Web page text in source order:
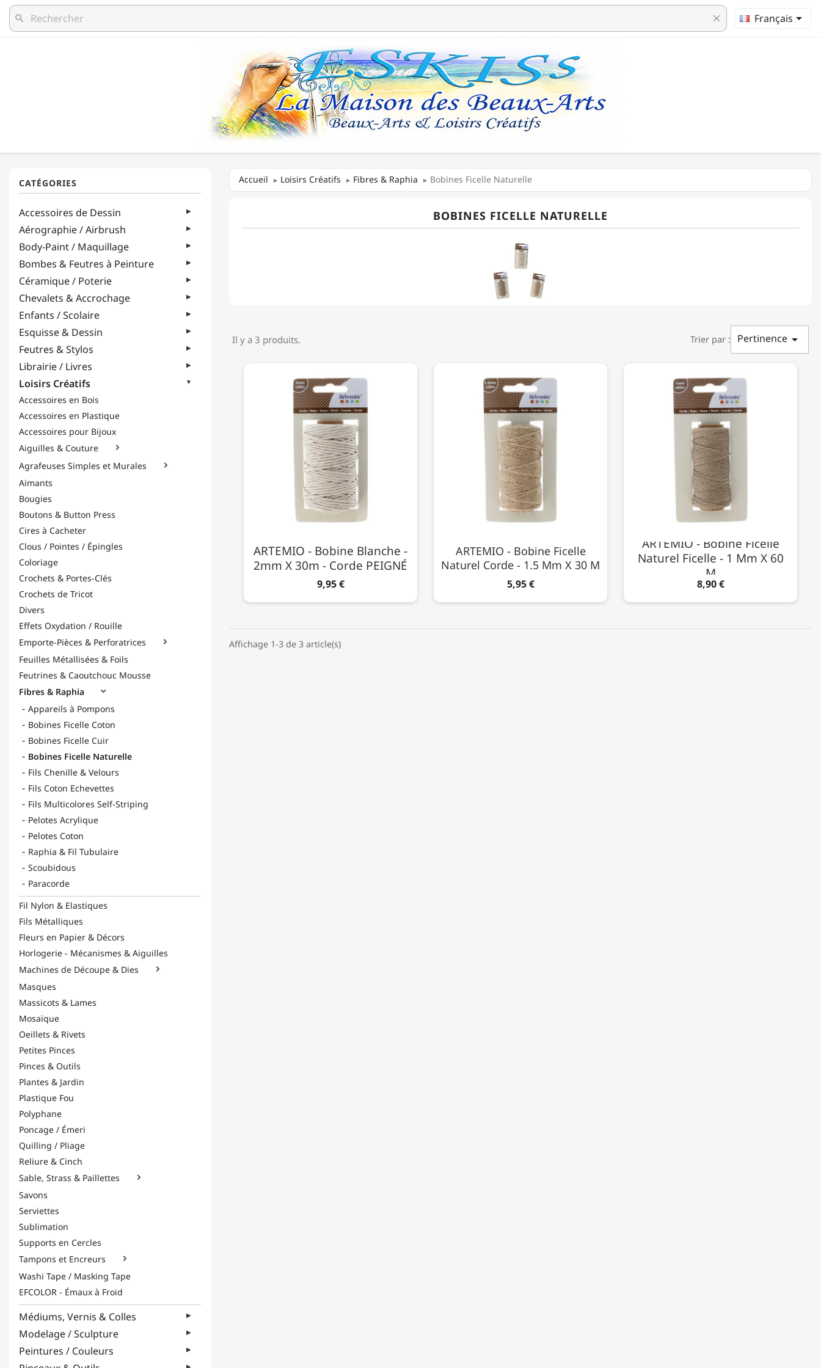
search clear Français
Accessoires de Dessin
Aérographie / Airbrush
Body-Paint / Maquillage
Bombes & Feutres à Peinture
Céramique / Poterie
Chevalets & Accrochage
Enfants / Scolaire
Esquisse & Dessin
Feutres & Stylos
Librairie / Livres
Loisirs Créatifs
Accessoires en Bois
Accessoires en Plastique
Accessoires pour Bijoux
Aiguilles & Couture

Agrafeuses Simples et Murales 
Aimants
Bougies
Boutons & Button Press
Cires à Cacheter
Clous / Pointes / Épingles
Coloriage
Crochets & Portes-Clés
Crochets de Tricot
Divers
Effets Oxydation / Rouille
Emporte-Pièces & Perforatrices

Feuilles Métallisées & Foils
Feutrines & Caoutchouc Mousse
Fibres & Raphia

Appareils à Pompons
Bobines Ficelle Coton
Bobines Ficelle Cuir
Bobines Ficelle Naturelle
Fils Chenille & Velours
Fils Coton Echevettes
Fils Multicolores Self-Striping
Pelotes Acrylique
Pelotes Coton
Raphia & Fil Tubulaire
Scoubidous
Paracorde
Fil Nylon & Elastiques
Fils Métalliques
Fleurs en Papier & Décors
Horlogerie - Mécanismes & Aiguilles
Machines de Découpe & Dies

Masques
Massicots & Lames
Mosaïque
Oeillets & Rivets
Petites Pinces
Pinces & Outils
Plantes & Jardin
Plastique Fou
Polyphane
Poncage / Émeri
Quilling / Pliage
Reliure & Cinch
Sable, Strass & Paillettes

Savons
Serviettes
Sublimation
Supports en Cercles
Tampons et Encreurs

Washi Tape / Masking Tape
EFCOLOR - Émaux à Froid
Médiums, Vernis & Colles
Modelage / Sculpture
Peintures / Couleurs
Accueil Loisirs Créatifs Fibres & Raphia Bobines Ficelle Naturelle
BOBINES FICELLE NATURELLE
Il y a 3 produits. Trier par : Pertinence 
ARTEMIO - Bobine Blanche -
2mm X 30m - Corde PEIGNÉ
9,95 €
ARTEMIO - Bobine Ficelle
Naturel Corde - 1.5 Mm X 30 M
5,95 €
ARTEMIO - Bobine Ficelle
Naturel Ficelle - 1 Mm X 60
M
8,90 €
Affichage 1-3 de 3 article(s)